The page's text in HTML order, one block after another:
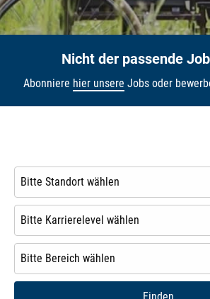
Nicht der passende
Abonniere hier unsere Jobs oder